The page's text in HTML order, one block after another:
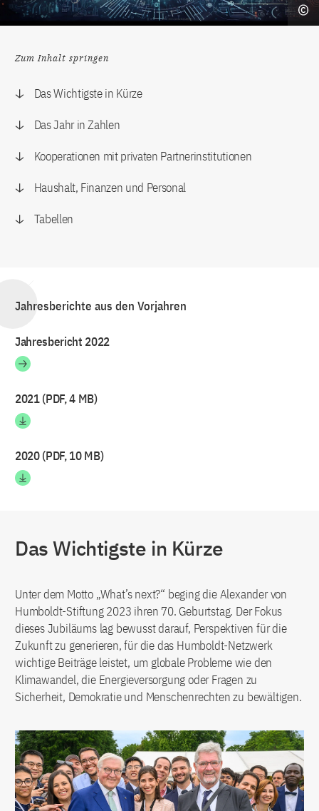
Zum Inhalt springen
Das Wichtigste in Kürze
Das Jahr in Zahlen
Kooperationen mit privaten Partnerinstitutionen
Haushalt, Finanzen und Personal
Tabellen
Jahresberichte aus den Vorjahren
Jahresbericht 2022
2021 (PDF, 4 MB)
2020 (PDF, 10 MB)
Das Wichtigste in Kürze
Unter dem Motto „What’s next?“ beging die Alexander von
Humboldt-Stiftung 2023 ihren 70. Geburtstag. Der Fokus
dieses Jubiläums lag bewusst darauf, Perspektiven für die
Zukunft zu generieren, für die das Humboldt-Netzwerk
wichtige Beiträge leistet, um globale Probleme wie den
Klimawandel, die Energieversorgung oder Fragen zu
Sicherheit, Demokratie und Menschenrechten zu bewältigen.